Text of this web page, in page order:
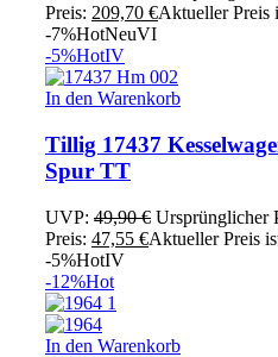
Preis: 209,70 €Aktueller Preis
-7%HotNeuVI
-5%HotIV
In den Warenkorb
Tillig 17437
Spur TT
UVP: 49,90€ Ursprünglicher
Preis: 47,55 €Aktueller Preis
-5%HotIV
-12%Hot
In den Warenkorb